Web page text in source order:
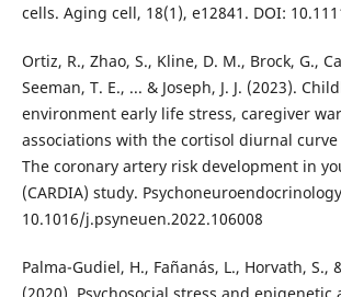
cells. Aging cell, 18(1), e12841. DOI:
Ortiz, R., Zhao, S., Kline, D. M., Brock, G.,
Seeman, T. E., ... & Joseph, J. J. (2023).
environment early life stress, caregiver
associations with the cortisol diurnal
The coronary artery risk development in
(CARDIA) study.
10.1016/j.psyneuen.2022.106008
Palma-Gudiel, H., Fañanás, L., Horvath, S.,
(2020). Psychosocial stress and epigenetic